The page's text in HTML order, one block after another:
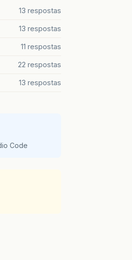
13 respostas
13 respostas
11 respostas
22 respostas
13 respostas
Code